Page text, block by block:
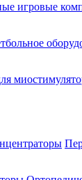
игровые